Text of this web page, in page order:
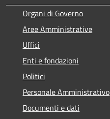
Organi di Governo
Aree Amministrative
Uffici
Enti e fondazioni
Politici
Personale Amministrativo
Documenti e dati